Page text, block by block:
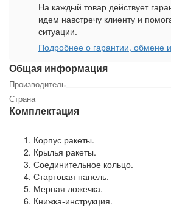
Общая информация
Производитель
Страна
Комплектация
Корпус ракеты.
Крылья ракеты.
Соединительное кольцо.
Стартовая панель.
Мерная ложечка.
Книжка-инструкция.
На каждый товар действует
идем навстречу клиенту и
ситуации.
Подробнее о гарантии, обмене